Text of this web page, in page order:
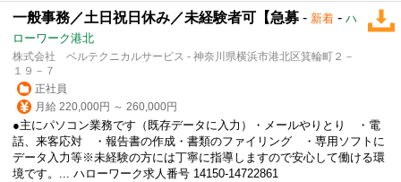
一般事務／土日祝日休み／未経験者可【急募 - 新着 - ハ
ローワーク港北
株式会社 ベルテクニカルサービス - 神奈川県横浜市港北区箕輪町２－
１９－７
正社員
月給 220,000円 ～ 260,000円
●主にパソコン業務です（既存データに入力）・メールやりとり ・電
話、来客応対 ・報告書の作成・書類のファイリング ・専用ソフトに
データ入力等※未経験の方には丁寧に指導しますので安心して働ける環
境です。... ハローワーク求人番号 14150-14722861